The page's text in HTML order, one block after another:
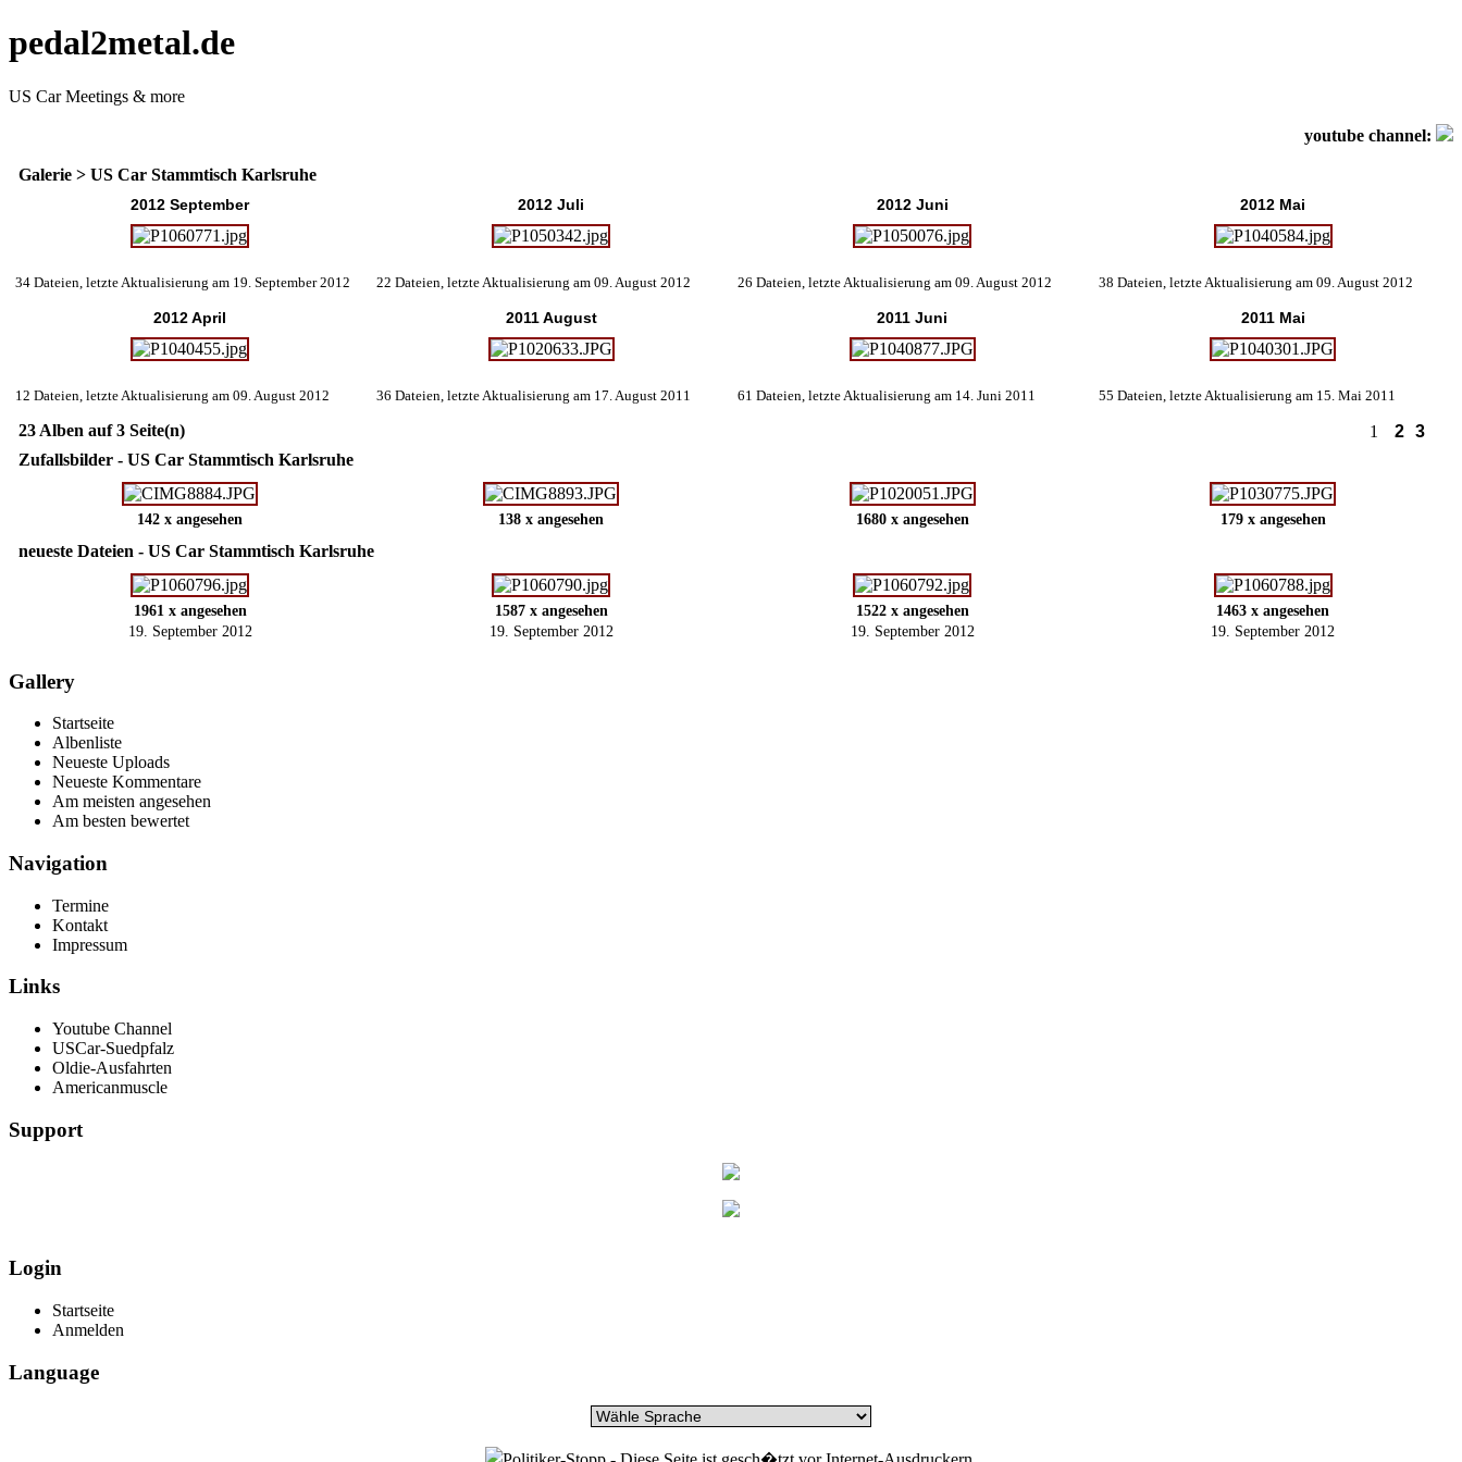
pedal2metal.de
US Car Meetings & more
youtube channel:
Galerie > US Car Stammtisch Karlsruhe
2012 September
34 Dateien, letzte Aktualisierung am 19. September 2012
2012 Juli
22 Dateien, letzte Aktualisierung am 09. August 2012
2012 Juni
26 Dateien, letzte Aktualisierung am 09. August 2012
2012 Mai
38 Dateien, letzte Aktualisierung am 09. August 2012
2012 April
12 Dateien, letzte Aktualisierung am 09. August 2012
2011 August
36 Dateien, letzte Aktualisierung am 17. August 2011
2011 Juni
61 Dateien, letzte Aktualisierung am 14. Juni 2011
2011 Mai
55 Dateien, letzte Aktualisierung am 15. Mai 2011
23 Alben auf 3 Seite(n) 1 2 3
Zufallsbilder - US Car Stammtisch Karlsruhe
142 x angesehen 138 x angesehen 1680 x angesehen 179 x angesehen
neueste Dateien - US Car Stammtisch Karlsruhe
1961 x angesehen
19. September 2012
1587 x angesehen
19. September 2012
1522 x angesehen
19. September 2012
1463 x angesehen
19. September 2012
Gallery
Startseite
Albenliste
Neueste Uploads
Neueste Kommentare
Am meisten angesehen
Am besten bewertet
Navigation
Termine
Kontakt
Impressum
Links
Youtube Channel
USCar-Suedpfalz
Oldie-Ausfahrten
Americanmuscle
Support
Login
Startseite
Anmelden
Language